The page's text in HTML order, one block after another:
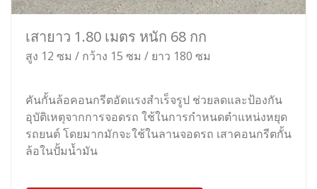
เสายาว 1.80 เมตร หนัก 68 กก
สูง 12 ซม / กว้าง 15 ซม / ยาว 180 ซม
คันกั้นล้อคอนกรีตอัดแรงสำเร็จรูป ช่วยลดและป้องกัน
อุบัติเหตุจากการจอดรถ ใช้ในการกำหนดตำแหน่งหยุด
รถยนต์ โดยมากมักจะใช้ในลานจอดรถ เสาคอนกรีตกั้น
ล้อในปั้มน้ำมัน